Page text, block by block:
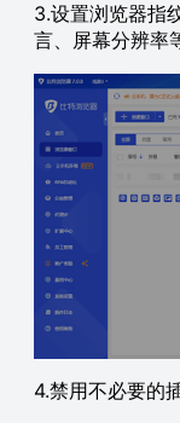
3.设置浏览器指
言、屏幕分辨率
4.禁用不必要的